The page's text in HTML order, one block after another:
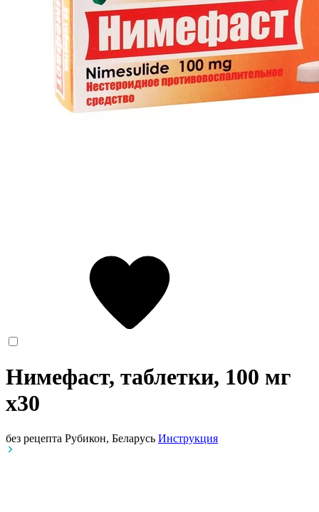
Нимефаст, таблетки, 100 мг
x30
без рецепта Рубикон, Беларусь Инструкция